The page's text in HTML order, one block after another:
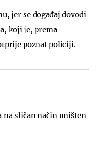
jer se događaj dovodi
koji je, prema
poznat policiji.
na sličan način uništen